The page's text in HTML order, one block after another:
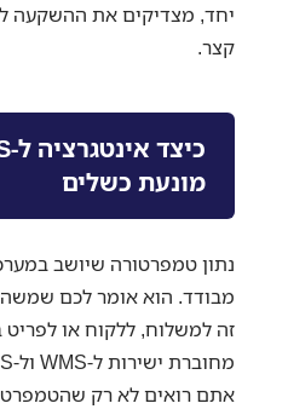
יחד, מצדיקים את ההשקעה
קצר.
מונעת כשלים
נתון טמפרטורה שיושב
מבודד. הוא אומר לכם
זה למשלוח, ללקוח או
אתם רואים לא רק